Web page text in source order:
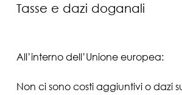
Tasse e dazi doganali
All’interno dell’Unione europea:
Non ci sono costi aggiuntivi o dazi